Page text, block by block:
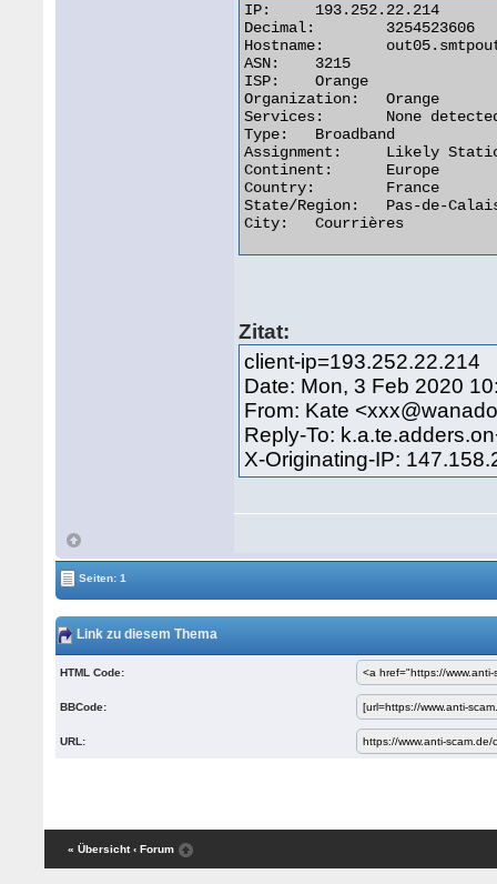
IP:	193.252.22.214
Decimal:	3254523606
Hostname:	out05.smtpout.orange.fr
ASN:	3215
ISP:	Orange
Organization:	Orange
Services:	None detected
Type:	Broadband
Assignment:	Likely Static IP
Continent:	Europe
Country:	France
State/Region:	Pas-de-Calais
City:	Courrières
Zitat:
client-ip=193.252.22.214
Date: Mon, 3 Feb 2020
From: Kate
Reply-To:
X-Originating-IP:
Seiten: 1
Link zu diesem Thema
HTML Code:
BBCode:
URL:
« Übersicht ‹ Forum